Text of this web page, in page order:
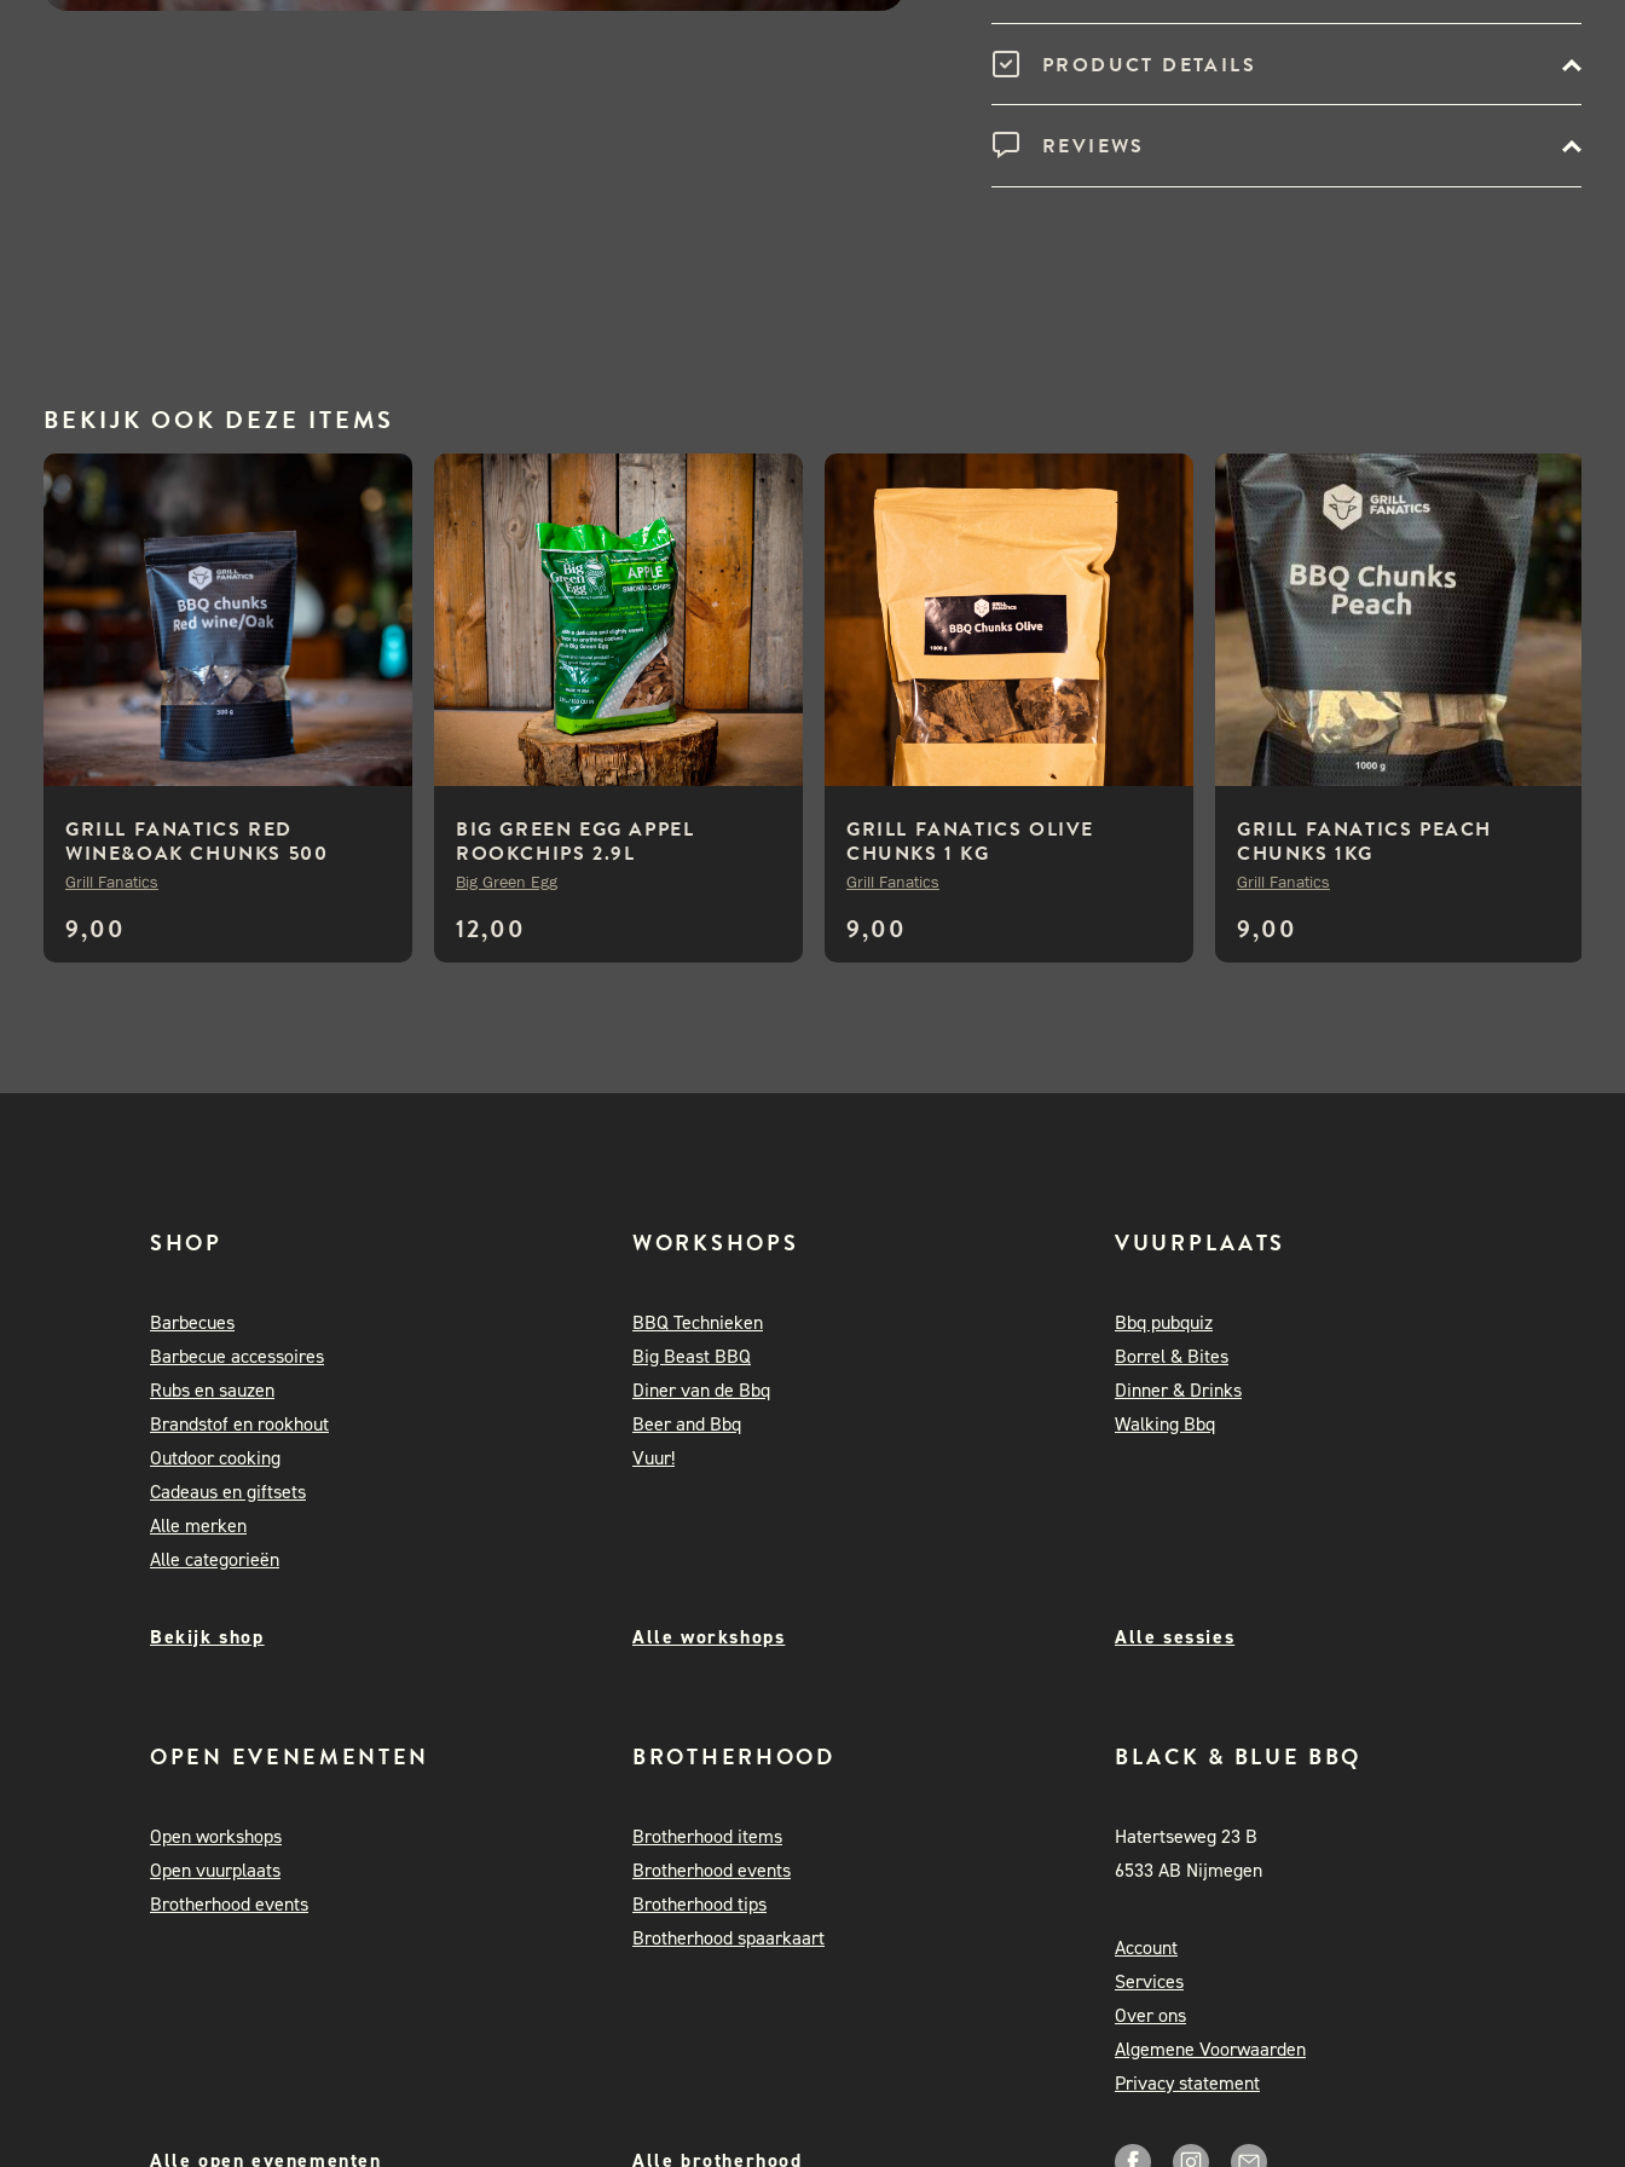
PRODUCT DETAILS
REVIEWS
BEKIJK OOK DEZE ITEMS
GRILL FANATICS RED
WINE&OAK CHUNKS 500
GRAM
9,00
Grill Fanatics
BIG GREEN EGG APPEL
ROOKCHIPS 2.9L
12,00
Big Green Egg
GRILL FANATICS OLIVE
CHUNKS 1 KG
9,00
Grill Fanatics
GRILL FANATICS PEACH
CHUNKS 1KG
9,00
Grill Fanatics
SHOP
Barbecues
Barbecue accessoires
Rubs en sauzen
Brandstof en rookhout
Outdoor cooking
Cadeaus en giftsets
Alle merken
Alle categorieën
WORKSHOPS
BBQ Technieken
Big Beast BBQ
Diner van de Bbq
Beer and Bbq
Vuur!
VUURPLAATS
Bbq pubquiz
Borrel & Bites
Dinner & Drinks
Walking Bbq
Bekijk shop Alle workshops Alle sessies
OPEN EVENEMENTEN
Open workshops
Open vuurplaats
Brotherhood events
BROTHERHOOD
Brotherhood items
Brotherhood events
Brotherhood tips
Brotherhood spaarkaart
BLACK & BLUE BBQ
Hatertseweg 23 B
6533 AB Nijmegen
Account
Services
Over ons
Algemene Voorwaarden
Privacy statement
Alle open evenementen Alle brotherhood